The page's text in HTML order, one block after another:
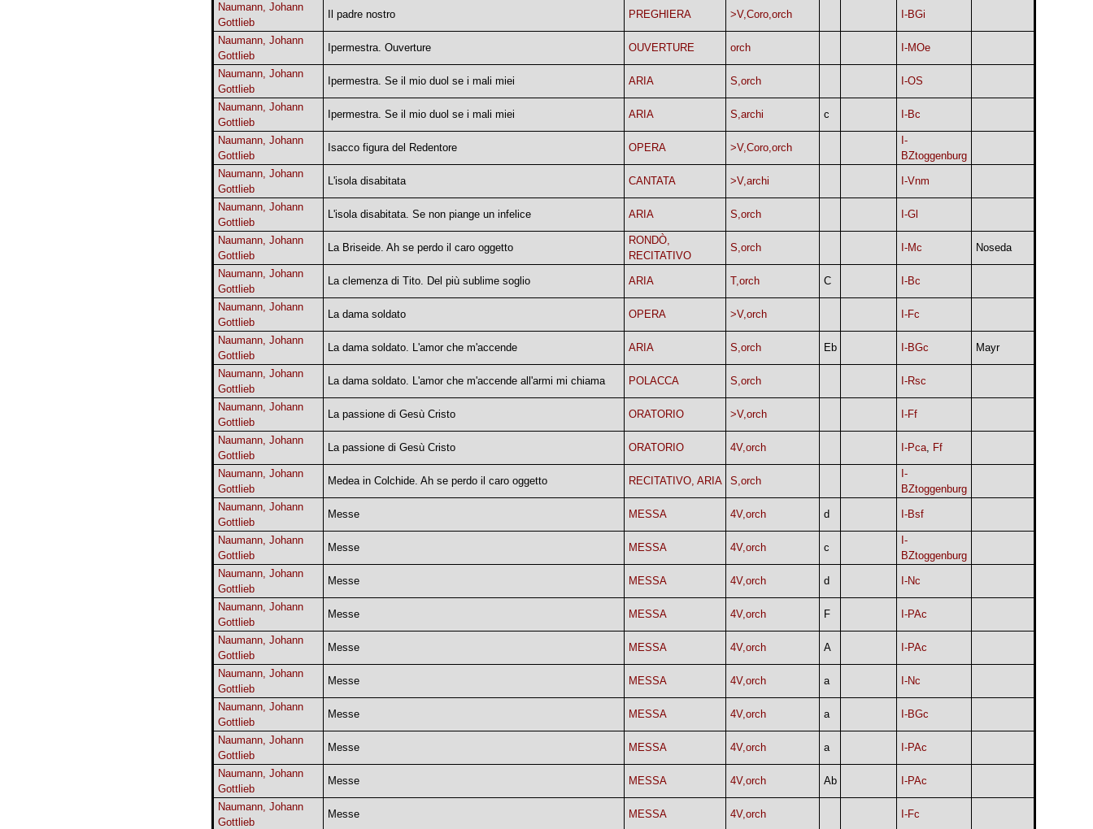
Naumann, Johann
Gottlieb
Il padre nostro PREGHIERA >V,Coro,orch I-BGi
Naumann, Johann
Gottlieb
Ipermestra. Ouverture OUVERTURE orch I-MOe
Naumann, Johann
Gottlieb
Ipermestra. Se il mio duol se i mali miei ARIA S,orch I-OS
Naumann, Johann
Gottlieb
Ipermestra. Se il mio duol se i mali miei ARIA S,archi c I-Bc
Naumann, Johann
Gottlieb
Isacco figura del Redentore OPERA >V,Coro,orch
I-
BZtoggenburg
Naumann, Johann
Gottlieb
L'isola disabitata CANTATA >V,archi I-Vnm
Naumann, Johann
Gottlieb
L'isola disabitata. Se non piange un infelice ARIA S,orch I-Gl
Naumann, Johann
Gottlieb
La Briseide. Ah se perdo il caro oggetto
RONDÒ,
RECITATIVO
S,orch I-Mc Noseda
Naumann, Johann
Gottlieb
La clemenza di Tito. Del più sublime soglio ARIA T,orch C I-Bc
Naumann, Johann
Gottlieb
La dama soldato OPERA >V,orch I-Fc
Naumann, Johann
Gottlieb
La dama soldato. L'amor che m'accende ARIA S,orch Eb I-BGc Mayr
Naumann, Johann
Gottlieb
La dama soldato. L'amor che m'accende all'armi mi chiama POLACCA S,orch I-Rsc
Naumann, Johann
Gottlieb
La passione di Gesù Cristo ORATORIO >V,orch I-Ff
Naumann, Johann
Gottlieb
La passione di Gesù Cristo ORATORIO 4V,orch I-Pca, Ff
Naumann, Johann
Gottlieb
Medea in Colchide. Ah se perdo il caro oggetto RECITATIVO, ARIA S,orch
I-
BZtoggenburg
Naumann, Johann
Gottlieb
Messe MESSA 4V,orch d I-Bsf
Naumann, Johann
Gottlieb
Messe MESSA 4V,orch c
I-
BZtoggenburg
Naumann, Johann
Gottlieb
Messe MESSA 4V,orch d I-Nc
Naumann, Johann
Gottlieb
Messe MESSA 4V,orch F I-PAc
Naumann, Johann
Gottlieb
Messe MESSA 4V,orch A I-PAc
Naumann, Johann
Gottlieb
Messe MESSA 4V,orch a I-Nc
Naumann, Johann
Gottlieb
Messe MESSA 4V,orch a I-BGc
Naumann, Johann
Gottlieb
Messe MESSA 4V,orch a I-PAc
Naumann, Johann
Gottlieb
Messe MESSA 4V,orch Ab I-PAc
Naumann, Johann
Gottlieb
Messe MESSA 4V,orch I-Fc